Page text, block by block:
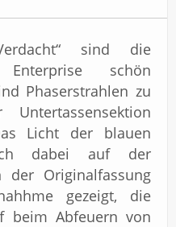
sind die
schön
Phaserstrahlen zu
Licht der blauen
dabei auf der
Originalfassung
gezeigt, die
beim Abfeuern von